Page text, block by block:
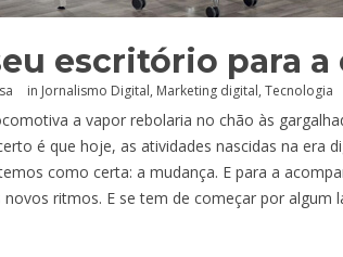
escritório para
in Jornalismo Digital, Marketing digital, Tecnologia
a vapor rebolaria no chão às
é que hoje, as atividades nascidas na era
como certa: a mudança. E para a
ritmos. E se tem de começar por algum